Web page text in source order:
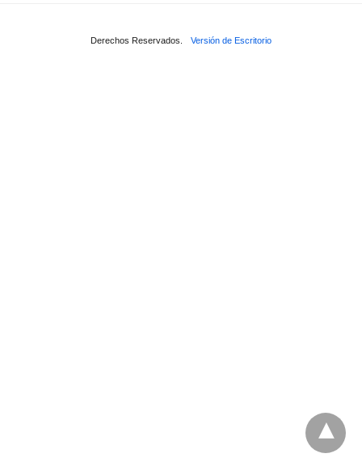
Derechos Reservados. Versión de Escritorio